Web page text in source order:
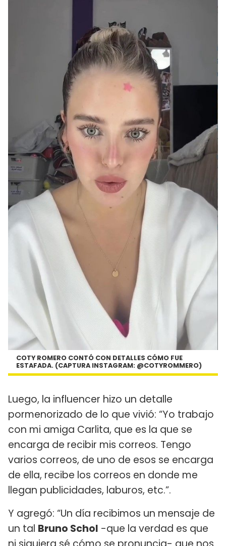
COTY ROMERO CONTÓ CON DETALLES CÓMO FUE
ESTAFADA. (CAPTURA INSTAGRAM: @COTYROMMERO)
Luego, la influencer hizo un detalle
pormenorizado de lo que vivió: “Yo trabajo
con mi amiga Carlita, que es la que se
encarga de recibir mis correos. Tengo
varios correos, de uno de esos se encarga
de ella, recibe los correos en donde me
llegan publicidades, laburos, etc.”.
Y agregó: “Un día recibimos un mensaje de
un tal Bruno Schol -que la verdad es que